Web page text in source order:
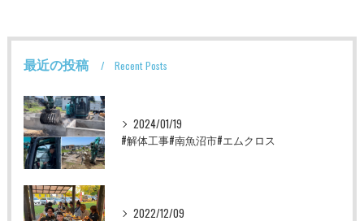
最近の投稿 Recent Posts
2024/01/19
#解体工事#南魚沼市#エムクロス
2022/12/09